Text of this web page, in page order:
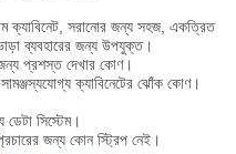
ক্যাবিনেট, সরানোর জন্য সহজ, একত্রিত
ব্যবহারের জন্য উপযুক্ত।
প্রশস্ত দেখার কোণ।
ক্যাবিনেটের ঝোঁক কোণ।
সিস্টেম।
জন্য কোন স্ট্রিপ নেই।